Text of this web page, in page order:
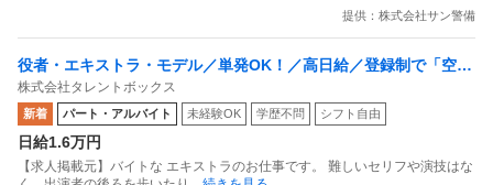
提供：株式会社サン警備
役者・エキストラ・モデル／単発OK！／高日給／登録制で「空い
たときに」勤務OK／年齢不問／LINE応募で採用率UP
株式会社タレントボックス
新着 パート・アルバイト 未経験OK 学歴不問 シフト自由
日給1.6万円
【求人掲載元】バイトな エキストラのお仕事です。 難しいセリフや演技はな